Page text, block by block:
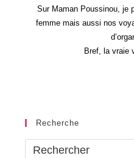
Sur Maman Poussinou, je
femme mais aussi nos
Bref, la vraie
Recherche